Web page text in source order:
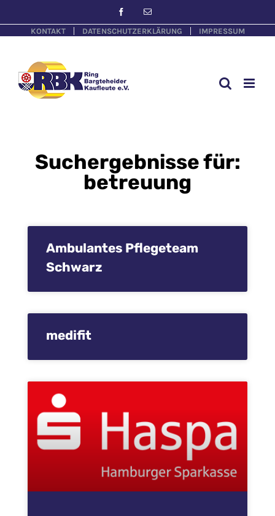
KONTAKT DATENSCHUTZERKLÄRUNG IMPRESSUM
Suchergebnisse für:
betreuung
Ambulantes Pflegeteam
Schwarz
medifit